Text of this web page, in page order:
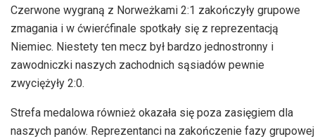
Czerwone wygraną z Norweżkami 2:1 zakończyły grupowe
zmagania i w ćwierćfinale spotkały się z reprezentacją
Niemiec. Niestety ten mecz był bardzo jednostronny i
zawodniczki naszych zachodnich sąsiadów pewnie
zwyciężyły 2:0.
Strefa medalowa również okazała się poza zasięgiem dla
naszych panów. Reprezentanci na zakończenie fazy grupowej